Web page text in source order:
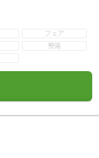
フェア
整備